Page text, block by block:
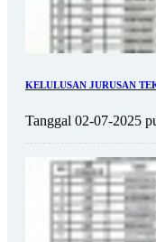
KELULUSAN JURUSAN
Tanggal 02-07-2025